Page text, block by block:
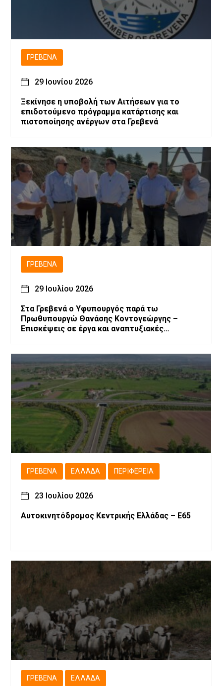
ΓΡΕΒΕΝΆ
29 Ιουνίου 2026
Ξεκίνησε η υποβολή των Αιτήσεων για το
επιδοτούμενο πρόγραμμα κατάρτισης και
πιστοποίησης ανέργων στα Γρεβενά
ΓΡΕΒΕΝΆ
29 Ιουλίου 2026
Στα Γρεβενά ο Υφυπουργός παρά τω
Πρωθυπουργώ Θανάσης Κοντογεώργης –
Επισκέψεις σε έργα και αναπτυξιακές
ΓΡΕΒΕΝΆ ΕΛΛΆΔΑ ΠΕΡΙΦΈΡΕΙΑ
23 Ιουλίου 2026
Αυτοκινητόδρομος Κεντρικής Ελλάδας – Ε65
ΓΡΕΒΕΝΆ ΕΛΛΆΔΑ